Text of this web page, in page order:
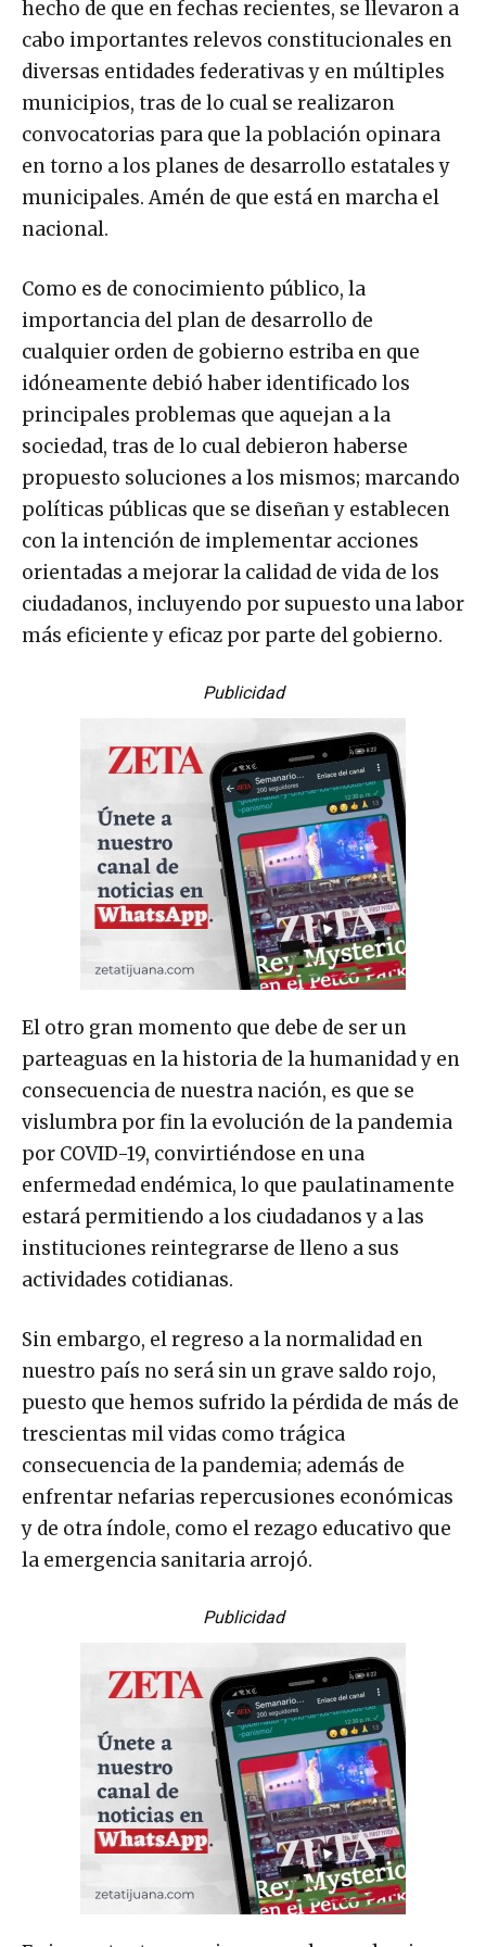
hecho de que en fechas recientes, se llevaron a
cabo importantes relevos constitucionales en
diversas entidades federativas y en múltiples
municipios, tras de lo cual se realizaron
convocatorias para que la población opinara
en torno a los planes de desarrollo estatales y
municipales. Amén de que está en marcha el
nacional.
Como es de conocimiento público, la
importancia del plan de desarrollo de
cualquier orden de gobierno estriba en que
idóneamente debió haber identificado los
principales problemas que aquejan a la
sociedad, tras de lo cual debieron haberse
propuesto soluciones a los mismos; marcando
políticas públicas que se diseñan y establecen
con la intención de implementar acciones
orientadas a mejorar la calidad de vida de los
ciudadanos, incluyendo por supuesto una labor
más eficiente y eficaz por parte del gobierno.
Publicidad
El otro gran momento que debe de ser un
parteaguas en la historia de la humanidad y en
consecuencia de nuestra nación, es que se
vislumbra por fin la evolución de la pandemia
por COVID-19, convirtiéndose en una
enfermedad endémica, lo que paulatinamente
estará permitiendo a los ciudadanos y a las
instituciones reintegrarse de lleno a sus
actividades cotidianas.
Sin embargo, el regreso a la normalidad en
nuestro país no será sin un grave saldo rojo,
puesto que hemos sufrido la pérdida de más de
trescientas mil vidas como trágica
consecuencia de la pandemia; además de
enfrentar nefarias repercusiones económicas
y de otra índole, como el rezago educativo que
la emergencia sanitaria arrojó.
Publicidad